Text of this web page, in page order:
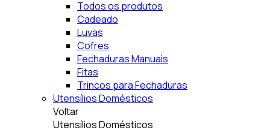
Todos os produtos
Cadeado
Luvas
Cofres
Fechaduras Manuais
Fitas
Trincos para Fechaduras
Utensílios Domésticos
Voltar
Utensílios Domésticos